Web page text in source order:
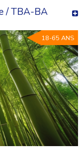
/ TBA-BA
18-65 ANS